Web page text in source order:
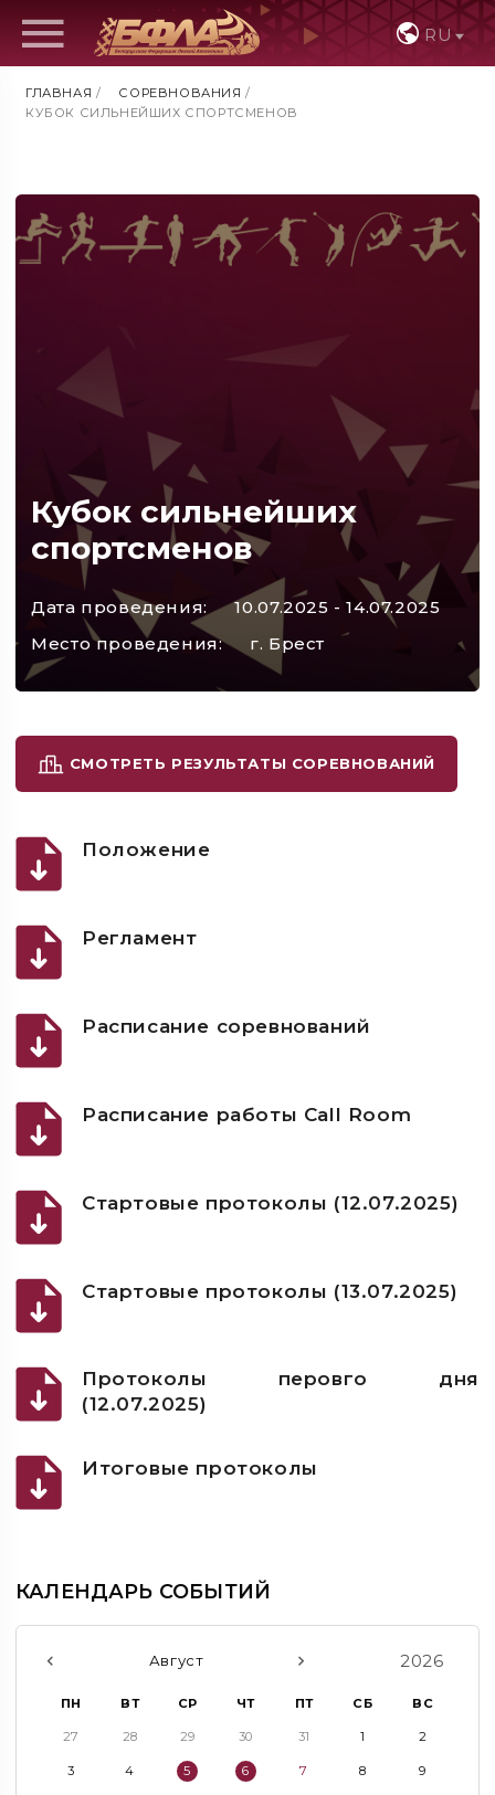
RU
ГЛАВНАЯ / СОРЕВНОВАНИЯ /
КУБОК СИЛЬНЕЙШИХ СПОРТСМЕНОВ
Кубок сильнейших
спортсменов
Дата проведения:
10.07.2025 - 14.07.2025
Место проведения:
г. Брест
СМОТРЕТЬ РЕЗУЛЬТАТЫ СОРЕВНОВАНИЙ
Положение
Регламент
Расписание соревнований
Расписание работы Call Room
Стартовые протоколы (12.07.2025)
Стартовые протоколы (13.07.2025)
Протоколы перовго дня
(12.07.2025)
Итоговые протоколы
КАЛЕНДАРЬ СОБЫТИЙ
Август 2026
ПН ВТ СР ЧТ ПТ СБ ВС
27 28 29 30 31 1 2
3 4 5 6 7 8 9